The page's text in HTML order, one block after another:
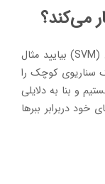
می‌کند؟
برای درک نحوه‌ی عملکرد ماشین بردار پشتیبان (SVM) بیایید مثال
سناریوی کوچک را
و بنا به دلایلی
دربرابر ببرها